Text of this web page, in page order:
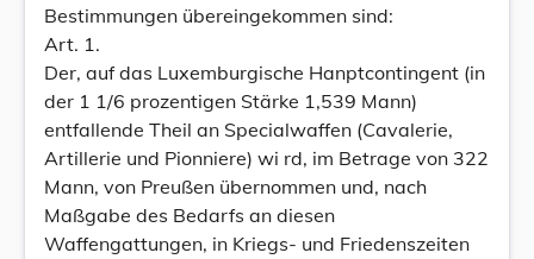
Bestimmungen übereingekommen sind:
Art. 1.
Der, auf das Luxemburgische Hanptcontingent (in
der 1 1/6 prozentigen Stärke 1,539 Mann)
entfallende Theil an Specialwaffen (Cavalerie,
Artillerie und Pionniere) wi rd, im Betrage von 322
Mann, von Preußen übernommen und, nach
Maßgabe des Bedarfs an diesen
Waffengattungen, in Kriegs- und Friedenszeiten